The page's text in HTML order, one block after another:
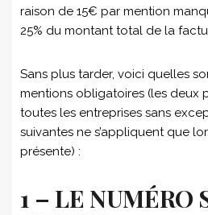
raison de 15€ par mention
25% du montant total de la
Sans plus tarder, voici quelles
mentions obligatoires (les deux
toutes les entreprises sans
suivantes ne s’appliquent que
présente) :
1 – LE NUMÉRO